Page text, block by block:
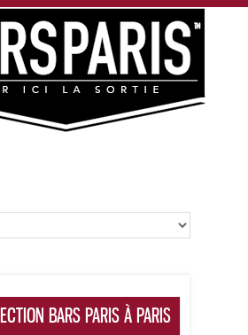
BARS PARIS À PARIS